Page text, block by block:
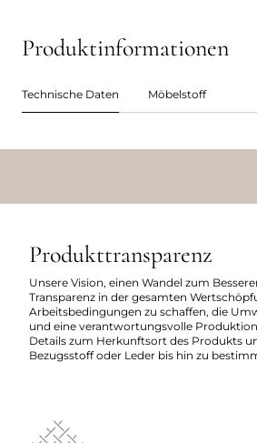
Produktinformationen
Technische Daten Möbelstoff
Produkttransparenz
Unsere Vision, einen Wandel zum
Transparenz in der gesamten
Arbeitsbedingungen zu schaffen, die
und eine verantwortungsvolle
Details zum Herkunftsort des Produkts
Bezugsstoff oder Leder bis hin zu